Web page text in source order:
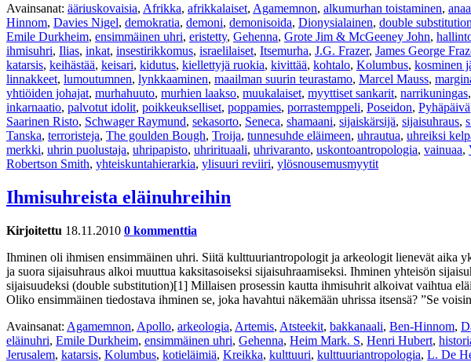
Avainsanat: ääriuskovaisia, Afrikka, afrikkalaiset, Agamemnon, alkumurhan toistaminen,
Hinnom, Davies Nigel, demokratia, demoni, demonisoida, Dionysialainen, double substitution
Emile Durkheim, ensimmäinen uhri, eristetty, Gehenna, Grote Jim & McGeeney John,
ihmisuhri, Ilias, inkat, insestirikkomus, israelilaiset, Itsemurha, J.G. Frazer, James George
katarsis, keihästää, keisari, kidutus, kiellettyjä ruokia, kivittää, kohtalo, Kolumbus, kosminen
linnakkeet, lumoutumnen, lynkkaaminen, maailman suurin teurastamo, Marcel Mauss,
yhtiöiden johajat, murhahuuto, murhien laakso, muukalaiset, myyttiset sankarit, narrikuningas,
inkarnaatio, palvotut idolit, poikkeukselliset, poppamies, porrastemppeli, Poseidon, Pyhäpäivä
Saarinen Risto, Schwager Raymund, sekasorto, Seneca, shamaani, sijaiskärsijä, sijaisuhraus,
Tanska, terroristeja, The goulden Bough, Troija, tunnesuhde eläimeen, uhrautua, uhreiksi
merkki, uhrin puolustaja, uhripapisto, uhrirituaali, uhrivaranto, uskontoantropologia, vainuaa,
Robertson Smith, yhteiskuntahierarkia, ylisuuri reviiri, ylösnousemusmyytit
Ihmisuhreista eläinuhreihin
Kirjoitettu 18.11.2010 0 kommenttia
Ihminen oli ihmisen ensimmäinen uhri. Siitä kulttuuriantropologit ja arkeologit lienevät aika
ja suora sijaisuhraus alkoi muuttua kaksitasoiseksi sijaisuhraamiseksi. Ihminen yhteisön
sijaisuudeksi (double substitution)[1] Millaisen prosessin kautta ihmisuhrit alkoivat vaihtua
Oliko ensimmäinen tiedostava ihminen se, joka havahtui näkemään uhrissa itsensä? ”Se
Avainsanat: Agamemnon, Apollo, arkeologia, Artemis, Atsteekit, bakkanaali, Ben-Hinnom,
eläinuhri, Emile Durkheim, ensimmäinen uhri, Gehenna, Heim Mark. S, Henri Hubert,
Jerusalem, katarsis, Kolumbus, kotieläimiä, Kreikka, kulttuuri, kulttuuriantropologia, L. De